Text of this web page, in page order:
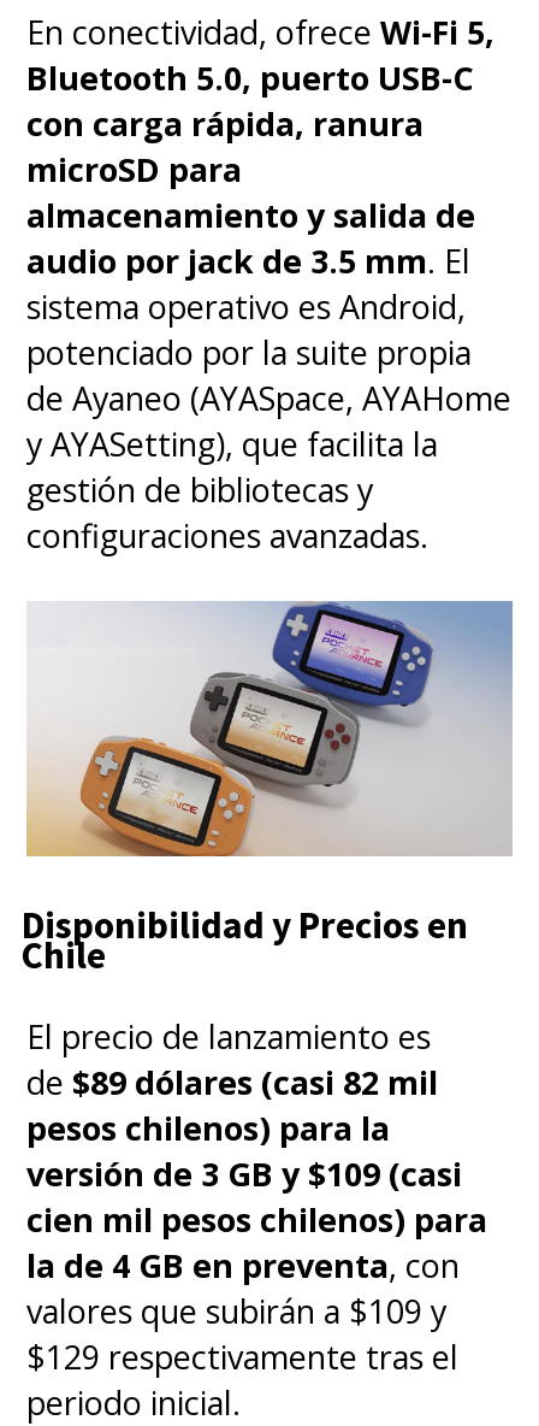
En conectividad, ofreceWi-Fi 5,
Bluetooth 5.0, puerto USB-C
con carga rápida, ranura
microSD para
almacenamiento y salida de
audio por jack de 3.5 mm. El
sistema operativo es Android,
potenciado por la suite propia
de Ayaneo (AYASpace, AYAHome
y AYASetting), que facilita la
gestión de bibliotecas y
configuraciones avanzadas.
Disponibilidad y Precios en
Chile
El precio de lanzamiento es
de $89 dólares (casi 82 mil
pesos chilenos) para la
versión de 3 GB y $109 (casi
cien mil pesos chilenos) para
la de 4 GB en preventa, con
valores que subirán a $109 y
$129 respectivamente tras el
periodo inicial.